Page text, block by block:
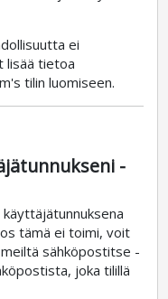
ei
lisää tietoa
tilin luomiseen.
-
tämä ei toimi, voit
sähköpostitse -
joka tilillä